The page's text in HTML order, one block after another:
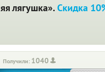
лягушка».Скидка
Получили: 1040